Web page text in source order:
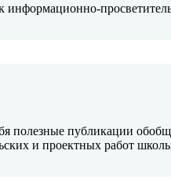
информационно-
полезные публикации
и проектных работ